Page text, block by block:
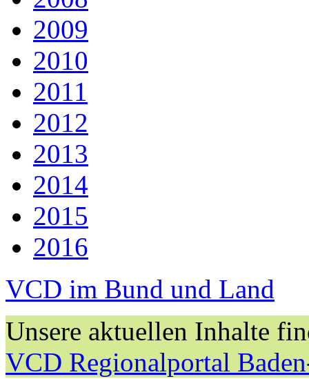
2009
2010
2011
2012
2013
2014
2015
2016
VCD im Bund und Land
Unsere aktuellen Inhalte
VCD Regionalportal